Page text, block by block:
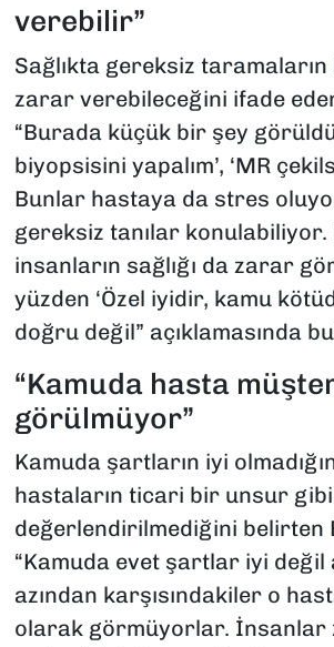
verebilir”
Sağlıkta gereksiz
zarar verebileceğini ifade
“Burada küçük bir şey
biyopsisini yapalım’, ‘MR
Bunlar hastaya da stres
gereksiz tanılar konulabiliyor.
insanların sağlığı da zarar
yüzden ‘Özel iyidir, kamu
doğru değil” açıklamasında
“Kamuda hasta
görülmüyor”
Kamuda şartların iyi
hastaların ticari bir unsur gibi
değerlendirilmediğini belirten
“Kamuda evet şartlar iyi değil
azından karşısındakiler o
olarak görmüyorlar. İnsanlar